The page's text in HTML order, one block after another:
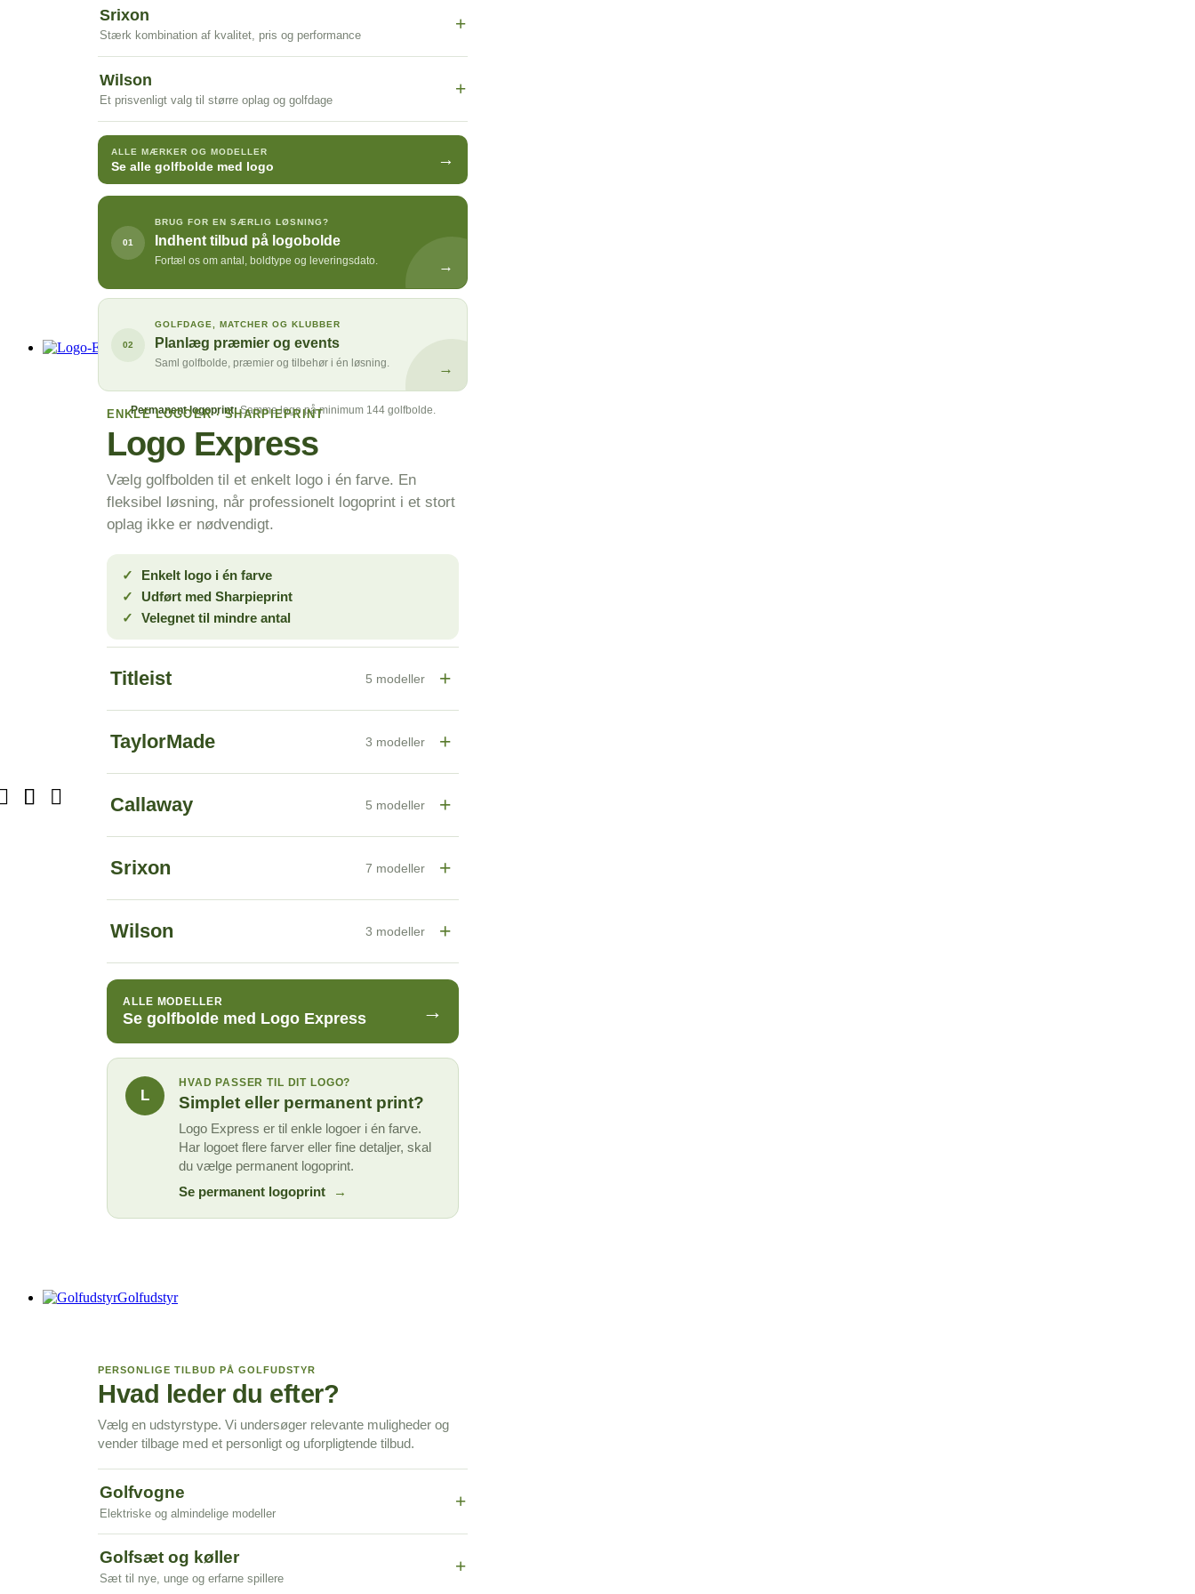
Srixon
Stærk kombination af kvalitet, pris og performance
+
Wilson
Et prisvenligt valg til større oplag og golfdage
+
ALLE MÆRKER OG MODELLER
Se alle golfbolde med logo →
01
BRUG FOR EN SÆRLIG LØSNING?
Indhent tilbud på logobolde
Fortæl os om antal, boldtype og leveringsdato. →
02
GOLFDAGE, MATCHER OG KLUBBER
Planlæg præmier og events
Saml golfbolde, præmier og tilbehør i én løsning. →
Permanent logoprint:Samme logo på minimum 144 golfbolde.
Logo-Express
ENKLE LOGOER · SHARPIEPRINT
Logo Express
Vælg golfbolden til et enkelt logo i én farve. En
fleksibel løsning, når professionelt logoprint i et stort
oplag ikke er nødvendigt.
Enkelt logo i én farve
Udført med Sharpieprint
Velegnet til mindre antal
Titleist 5 modeller +
TaylorMade 3 modeller +
Callaway 5 modeller +
Srixon 7 modeller +
Wilson 3 modeller +
ALLE MODELLER
Se golfbolde med Logo Express →
L
HVAD PASSER TIL DIT LOGO?
Simplet eller permanent print?
Logo Express er til enkle logoer i én farve.
Har logoet flere farver eller fine detaljer, skal
du vælge permanent logoprint.
Se permanent logoprint
→
Golfudstyr
PERSONLIGE TILBUD PÅ GOLFUDSTYR
Hvad leder du efter?
Vælg en udstyrstype. Vi undersøger relevante muligheder og
vender tilbage med et personligt og uforpligtende tilbud.
Golfvogne
Elektriske og almindelige modeller
+
Golfsæt og køller
Sæt til nye, unge og erfarne spillere
+